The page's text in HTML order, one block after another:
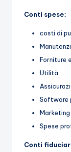
Conti spese:
costi di
Forniture
Utilità
Software
Spese
Conti